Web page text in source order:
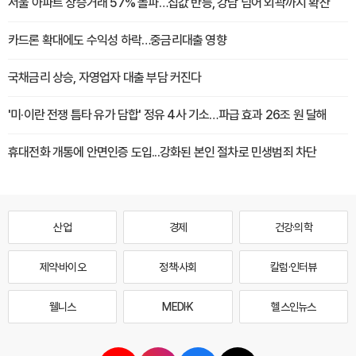
카드론 확대에도 수익성 하락…중금리대출 영향
국채금리 상승, 자영업자 대출 부담 커진다
'미·이란 전쟁 틈타 유가 담합' 정유 4사 기소…파급 효과 26조 원 달해
휴대전화 개통에 안면인증 도입...강화된 본인 절차로 민생범죄 차단
산업 경제 건강·의학
제약·바이오 정책·사회 칼럼·인터뷰
웰니스 MEDI·K 헬스인뉴스